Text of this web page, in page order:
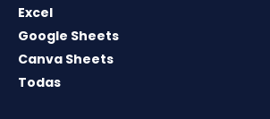
Excel
Google Sheets
Canva Sheets
Todas